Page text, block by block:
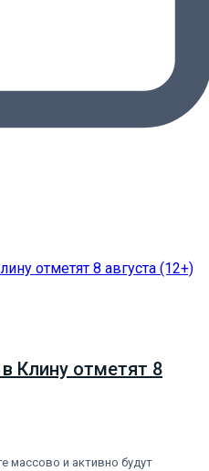
Клину отметят 8
массово и активно будут